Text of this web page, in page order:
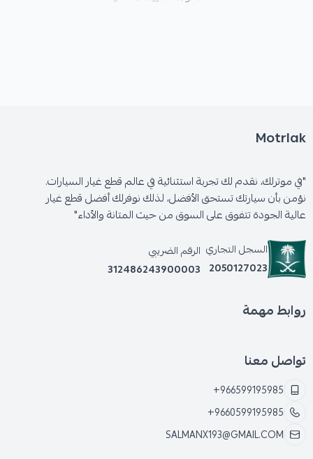
Motrlak
"في موترلك، نقدم لك تجربة استثنائية في عالم قطع غيار السيارات.
نؤمن بأن سيارتك تستحق الأفضل، لذلك نوفرلك أفضل قطع غيار
عالية الجودة تتفوق على السوق من حيث المتانة والأداء"
السجل التجاري
2050127023
الرقم الضريبي
312486243900003
روابط مهمة
تواصل معنا
+966599195985
+9660599195985
SALMANX193@GMAIL.COM